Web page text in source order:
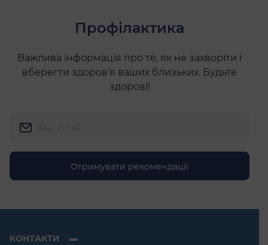
Профілактика
Важлива інформація про те, як не захворіти і
вберегти здоров’я ваших близьких. Будьте
здорові!
КОНТАКТИ